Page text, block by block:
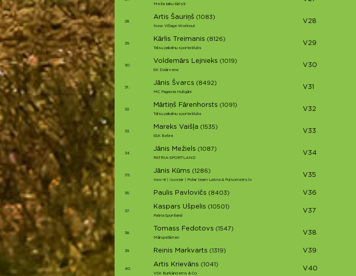
Meža taku tūristi
28.
Artis Šauriņš (1083)
New Village Workout
V28
29.
Kārlis Treimanis (8126)
Talsu pakalnu sporta klubs
V29
30.
Voldemārs Lejnieks (1019)
SK Dzērvene
V30
31.
Jānis Švarcs (8492)
MC Pagasta Huligāni
V31
32.
Mārtiņš Fārenhorsts (1091)
Talsu pakalnu sporta klubs
V32
33.
Mareks Vaišļa (1535)
SSK Bebra
V33
34.
Jānis Mežiels (1087)
PATRIA-SPORTLAND
V34
35.
Jānis Kūms (1286)
Inov-8 | Isostar | Polar team Latvia & Pulsometrs.lv
V35
36. Paulis Pavlovičs (8403) V36
37.
Kaspars Ušpelis (10501)
Patria Sportland
V37
38.
Tomass Fedotovs (1547)
MārupeSkrien
V38
39. Reinis Markvarts (1319) V39
40.
Artis Krievāns (1041)
VSK Burkānciems & Co
V40